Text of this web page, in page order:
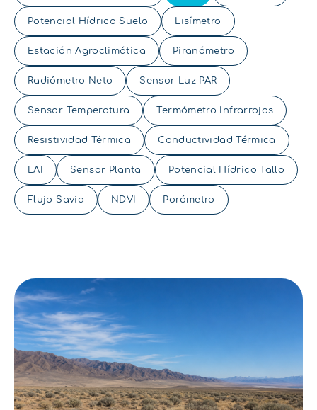
Potencial Hídrico Suelo Lisímetro
Estación Agroclimática Piranómetro
Radiómetro Neto Sensor Luz PAR
Sensor Temperatura Termómetro Infrarrojos
Resistividad Térmica Conductividad Térmica
LAI Sensor Planta Potencial Hídrico Tallo
Flujo Savia NDVI Porómetro